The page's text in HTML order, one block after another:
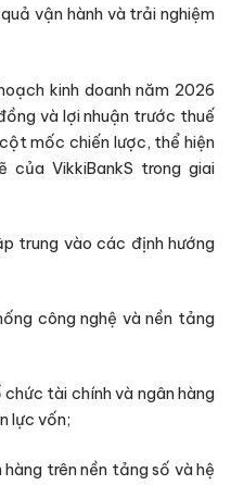
vận hành và trải nghiệm
kinh doanh năm 2026
và lợi nhuận trước thuế
mốc chiến lược, thể hiện
VikkiBankS trong giai
trung vào các định hướng
công nghệ và nền tảng
tài chính và ngân hàng
lực vốn;
trên nền tảng số và hệ